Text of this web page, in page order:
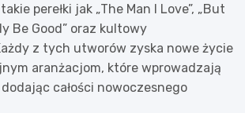
perełki jak „The Man I Love”, „But
Be Good” oraz kultowy
z tych utworów zyska nowe życie
aranżacjom, które wprowadzają
całości nowoczesnego